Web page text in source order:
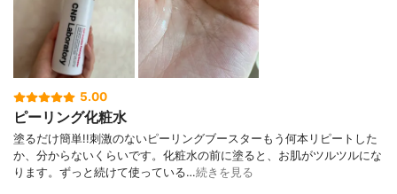
5.00
ピーリング化粧水
塗るだけ簡単!!刺激のないピーリングブースターもう何本リピートした
か、分からないくらいです。化粧水の前に塗ると、お肌がツルツルにな
ります。ずっと続けて使っている…続きを見る